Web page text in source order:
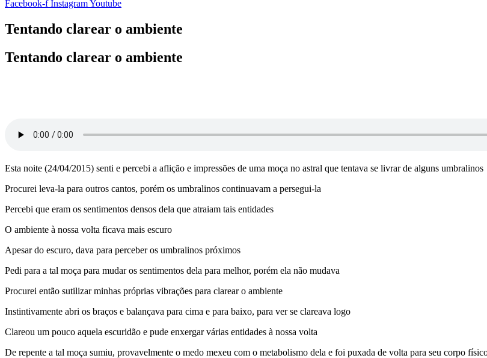
Facebook-f InstagramYoutube
Tentando clarear o ambiente
Tentando clarear o ambiente
Esta noite (24/04/2015) senti e percebi a aflição e impressões de uma moça no astral que tentava se livrar de alguns umbralinos
Procurei leva-la para outros cantos, porém os umbralinos continuavam a persegui-la
Percebi que eram os sentimentos densos dela que atraiam tais entidades
O ambiente à nossa volta ficava mais escuro
Apesar do escuro, dava para perceber os umbralinos próximos
Pedi para a tal moça para mudar os sentimentos dela para melhor, porém ela não mudava
Procurei então sutilizar minhas próprias vibrações para clarear o ambiente
Instintivamente abri os braços e balançava para cima e para baixo, para ver se clareava logo
Clareou um pouco aquela escuridão e pude enxergar várias entidades à nossa volta
De repente a tal moça sumiu, provavelmente o medo mexeu com o metabolismo dela e foi puxada de volta para seu corpo